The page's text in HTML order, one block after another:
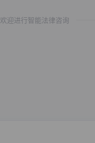
欢迎进行智能法律咨询